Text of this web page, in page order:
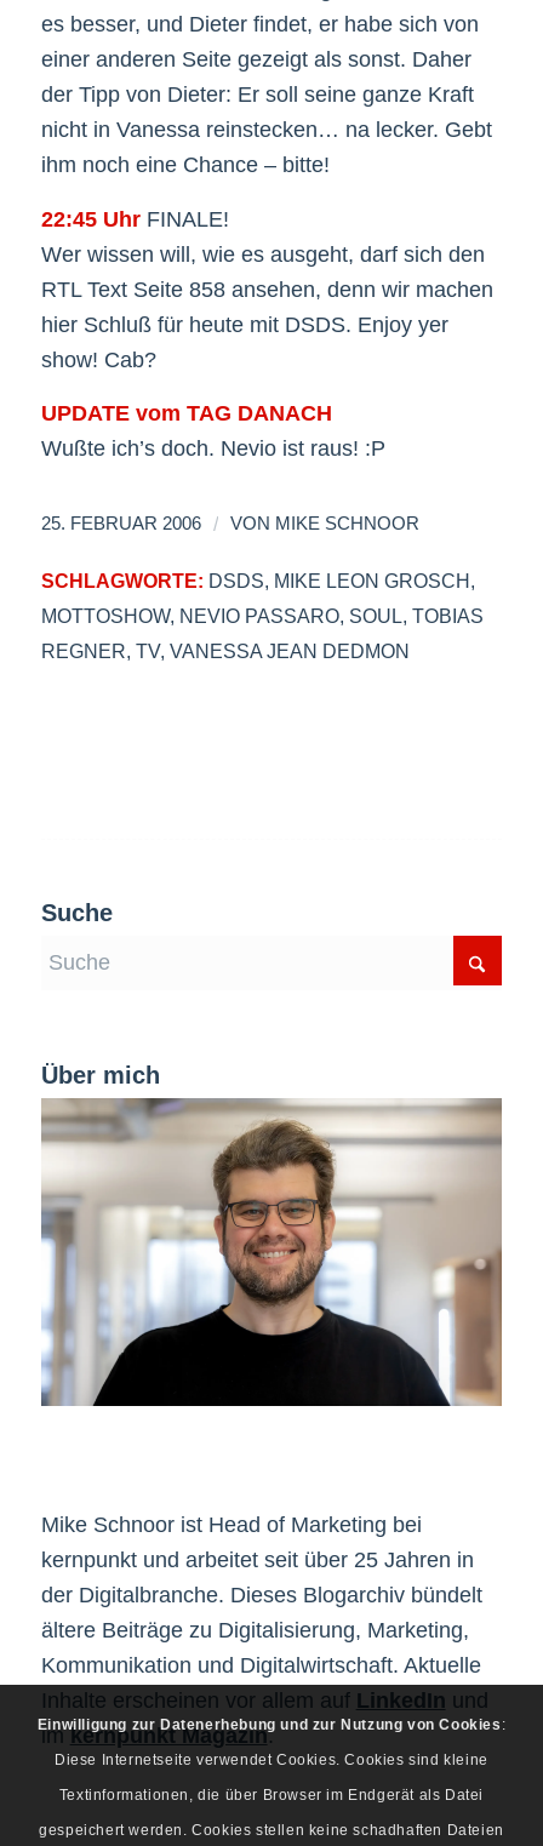
es besser, und Dieter findet, er habe sich von
einer anderen Seite gezeigt als sonst. Daher
der Tipp von Dieter: Er soll seine ganze Kraft
nicht in Vanessa reinstecken… na lecker. Gebt
ihm noch eine Chance – bitte!
22:45 UhrFINALE!
Wer wissen will, wie es ausgeht, darf sich den
RTL Text Seite 858 ansehen, denn wir machen
hier Schluß für heute mit DSDS. Enjoy yer
show! Cab?
UPDATE vom TAG DANACH
Wußte ich’s doch. Nevio ist raus! :P
25. FEBRUAR 2006 / VON MIKE SCHNOOR
SCHLAGWORTE: DSDS, MIKE LEON GROSCH ,
MOTTOSHOW, NEVIO PASSARO, SOUL, TOBIAS
REGNER, TV, VANESSA JEAN DEDMON
Suche
Über mich
Mike Schnoor ist Head of Marketing bei
kernpunkt und arbeitet seit über 25 Jahren in
der Digitalbranche. Dieses Blogarchiv bündelt
ältere Beiträge zu Digitalisierung, Marketing,
Kommunikation und Digitalwirtschaft. Aktuelle
Inhalte erscheinen vor allem auf LinkedIn und
imkernpunkt Magazin.
Einwilligung zur Datenerhebung und zur Nutzung von Cookies :
Diese Internetseite verwendet Cookies. Cookies sind kleine
Textinformationen, die über Browser im Endgerät als Datei
gespeichert werden. Cookies stellen keine schadhaften Dateien